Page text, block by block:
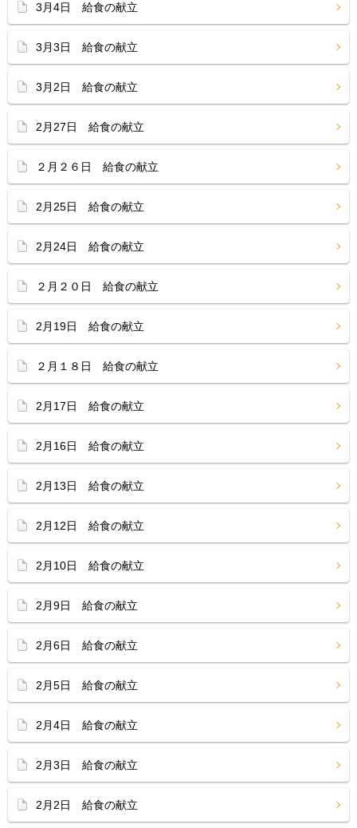
3月4日 給食の献立
3月3日 給食の献立
3月2日 給食の献立
2月27日 給食の献立
２月２６日 給食の献立
2月25日 給食の献立
2月24日 給食の献立
２月２０日 給食の献立
2月19日 給食の献立
２月１８日 給食の献立
2月17日 給食の献立
2月16日 給食の献立
2月13日 給食の献立
2月12日 給食の献立
2月10日 給食の献立
2月9日 給食の献立
2月6日 給食の献立
2月5日 給食の献立
2月4日 給食の献立
2月3日 給食の献立
2月2日 給食の献立